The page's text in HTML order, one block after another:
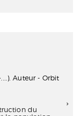
Auteur - Orbit
du